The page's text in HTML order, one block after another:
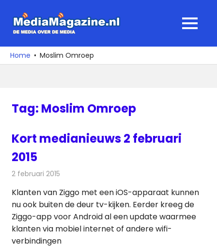
naar
media
over
MENU
Home Moslim Omroep
Tag: Moslim Omroep
Kort medianieuws 2 februari
2015
2 februari 2015
Klanten van Ziggo met een iOS-apparaat kunnen
nu ook buiten de deur tv-kijken. Eerder kreeg de
Ziggo-app voor Android al een update waarmee
klanten via mobiel internet of andere wifi-
verbindingen